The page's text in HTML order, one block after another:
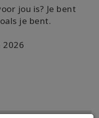
jou is? Je bent
je bent.
2026